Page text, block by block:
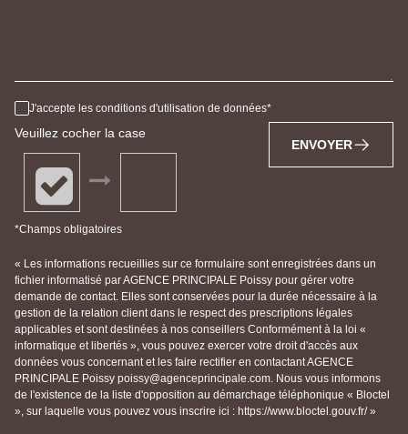
J'accepte les conditions d'utilisation de données
Veuillez cocher la case
*Champs obligatoires
ENVOYER
« Les informations recueillies sur ce formulaire sont enregistrées dans un
fichier informatisé par AGENCE PRINCIPALE Poissy pour gérer votre
demande de contact. Elles sont conservées pour la durée nécessaire à la
gestion de la relation client dans le respect des prescriptions légales
applicables et sont destinées à nos conseillers Conformément à la loi «
informatique et libertés », vous pouvez exercer votre droit d'accès aux
données vous concernant et les faire rectifier en contactant AGENCE
PRINCIPALE Poissy poissy@agenceprincipale.com. Nous vous informons
de l'existence de la liste d'opposition au démarchage téléphonique « Bloctel
», sur laquelle vous pouvez vous inscrire ici : https://www.bloctel.gouv.fr/ »